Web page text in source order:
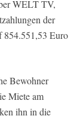
WELT TV,
der
854.551,53 Euro
Bewohner
Miete am
ihn in die